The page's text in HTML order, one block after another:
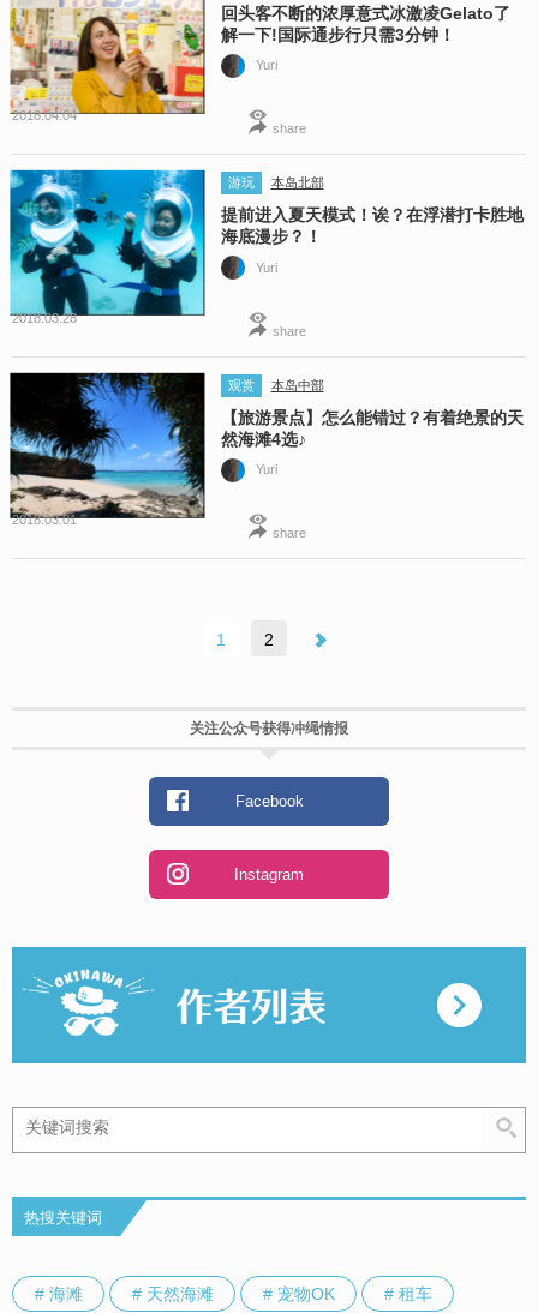
回头客不断的浓厚意式冰激凌Gelato了
解一下!国际通步行只需3分钟！
Yuri
2018.04.04
share
游玩 本岛北部
提前进入夏天模式！诶？在浮潜打卡胜地
海底漫步？！
Yuri
2018.03.28
share
观赏 本岛中部
【旅游景点】怎么能错过？有着绝景的天
然海滩4选♪
Yuri
2018.03.01
share
1 2
关注公众号获得冲绳情报
Facebook
Instagram
热搜关键词
# 海滩 # 天然海滩 # 宠物OK # 租车